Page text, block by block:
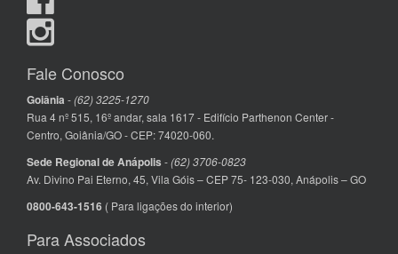
Fale Conosco
Goiânia -(62) 3225-1270
Rua 4 nº 515, 16º andar, sala 1617 - Edifício Parthenon Center -
Centro, Goiânia/GO - CEP: 74020-060.
Sede Regional de Anápolis -(62) 3706-0823
Av. Divino Pai Eterno, 45, Vila Góis – CEP 75- 123-030, Anápolis – GO
0800-643-1516 ( Para ligações do interior)
Para Associados